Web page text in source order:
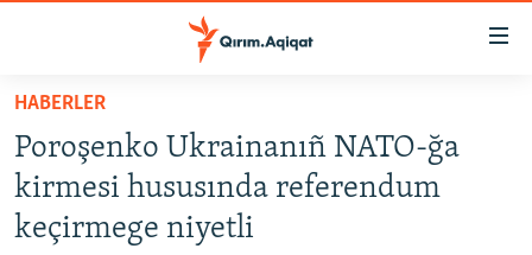
Esas
qaytmaq
Baş
navigatsiyağa
qaytmaq
SİYASET
İQTİSADİYAT
HABERLER
Poroşenko Ukrainanıñ NATO-ğa
kirmesi hususında referendum
keçirmege niyetli